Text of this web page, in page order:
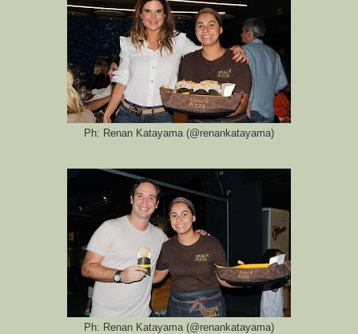
Ph: Renan Katayama (@renankatayama)
Ph: Renan Katayama (@renankatayama)